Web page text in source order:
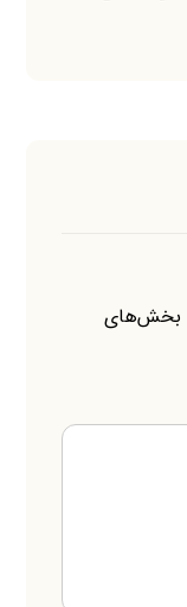
بخش‌های